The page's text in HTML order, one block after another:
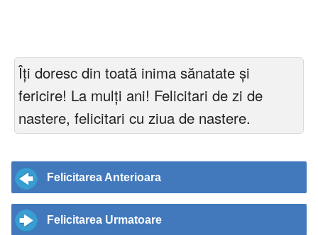
Îți doresc din toată inima sănatate și
fericire! La mulți ani! Felicitari de zi de
nastere, felicitari cu ziua de nastere.
Felicitarea Anterioara
Felicitarea Urmatoare